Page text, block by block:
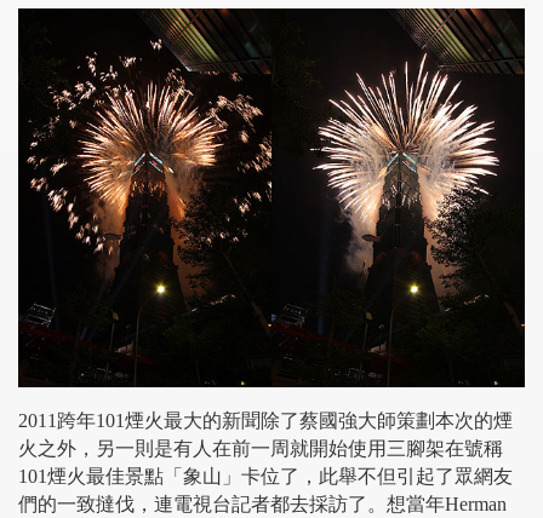
2011 跨年101煙火最大的新聞除了蔡國強大師策劃本次的煙
火之外，另一則是有人在前一周就開始使用三腳架在號稱
101煙火最佳景點「象山」卡位了，此舉不但引起了眾網友
們的一致撻伐，連電視台記者都去採訪了。想當年Herman